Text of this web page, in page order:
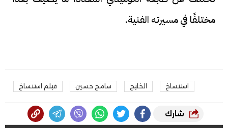
مختلفًا في مسيرته الفنية.
استنساخ الخليج سامح حسين فيلم استنساخ
شارك